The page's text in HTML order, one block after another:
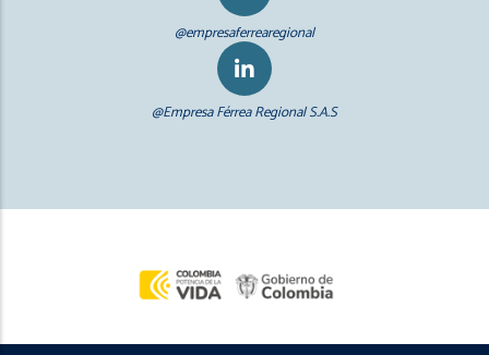
@empresaferrearegional
@Empresa Férrea Regional S.A.S